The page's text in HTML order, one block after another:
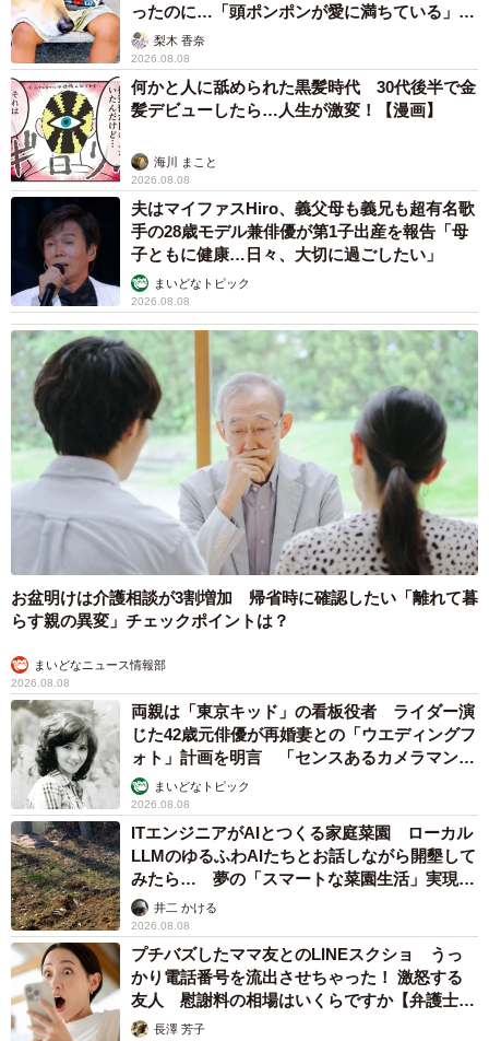
7/16
たくさんの手術に頑張って耐えた
その後、王子くんは通院や自宅ケアのみで良好な状態を保
てていましたが、2022年1月に食欲や元気がなくなり、
SHIROCUROさんは不安に駆られました。
「定期的に行っていた鎮静洗浄の予定日が近かったので、
食欲不振は蓄膿のせいかもしれないと思い、最短日で鎮静
洗浄を受けました。しかし、変化はなく…。再度、診察し
てもらい、抗生物質などを投与してもらいましたが、体調
は変わらずで」
そこで、再び病院へ行き、血液検査をしてもらうと、腎数
値が危険値に達していることが判明。即入院し、尿管とは
別に「SUBシステム」という腎臓と膀胱を繋ぐ管を皮膚の
下に設置するSUBシステム手術が行われました。
ったのに…「頭ポンポンが愛に満ちている」
「尊…」
梨木 香奈
2026.08.08
何かと人に舐められた黒髪時代 30代後半で金
髪デビューしたら…人生が激変！【漫画】
海川 まこと
2026.08.08
夫はマイファスHiro、義父母も義兄も超有名歌
手の28歳モデル兼俳優が第1子出産を報告「母
子ともに健康…日々、大切に過ごしたい」
まいどなトピック
2026.08.08
お盆明けは介護相談が3割増加 帰省時に確認したい「離れて暮
らす親の異変」チェックポイントは？
まいどなニュース情報部
2026.08.08
両親は「東京キッド」の看板役者 ライダー演
じた42歳元俳優が再婚妻との「ウエディングフ
ォト」計画を明言 「センスあるカメラマン求
む」まいどなトピック
2026.08.08
ITエンジニアがAIとつくる家庭菜園 ローカル
LLMのゆるふわAIたちとお話しながら開墾して
みたら… 夢の「スマートな菜園生活」実現な
るか井二 かける
2026.08.08
プチバズしたママ友とのLINEスクショ うっ
かり電話番号を流出させちゃった！ 激怒する
友人 慰謝料の相場はいくらですか【弁護士が
解説】長澤 芳子